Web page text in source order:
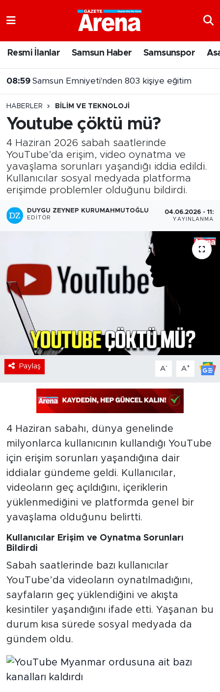
Resmi İlanlar Samsun Haber Samsunspor
08:59 Samsun Emniyeti'nden 803 kişiye eğitim
HABERLER BILIM VE TEKNOLOJI
Youtube çöktü mü?
4 Haziran 2026 sabah saatlerinde
YouTube’da erişim, video oynatma ve
yavaşlama sorunları yaşandığı iddia edildi.
Kullanıcılar sosyal medyada platforma
erişimde problemler olduğunu bildirdi.
DUYGU ZEYNEP KURUMAHMUTOĞLU
EDITÖR
04.06.2026 -
YAYINLANMA
Paylaş A- A+
4 Haziran sabahı, dünya genelinde
milyonlarca kullanıcının kullandığı YouTube
için erişim sorunları yaşandığına dair
iddialar gündeme geldi. Kullanıcılar,
videoların geç açıldığını, içeriklerin
yüklenmediğini ve platformda genel bir
yavaşlama olduğunu belirtti.
Kullanıcılar Erişim ve Oynatma Sorunları
Bildirdi
Sabah saatlerinde bazı kullanıcılar
YouTube’da videoların oynatılmadığını,
sayfaların geç yüklendiğini ve akışta
kesintiler yaşandığını ifade etti. Yaşanan bu
durum kısa sürede sosyal medyada da
gündem oldu.
Samsun Namaz Vakitleri
Süper Lig Puan Durumu ve Fikstür
Tüm Manşetler
Son Dakika Haberleri
Haber Arşivi